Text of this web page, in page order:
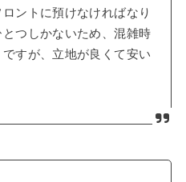
ントに預けなければなり
つしかないため、混雑時
すが、立地が良くて安い